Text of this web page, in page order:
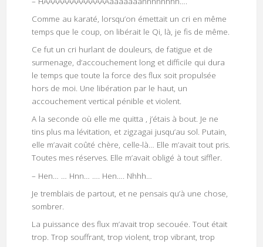
Comme au karaté, lorsqu’on émettait un cri en même
temps que le coup, on libérait le Qi, là, je fis de même.
Ce fut un cri hurlant de douleurs, de fatigue et de
surmenage, d’accouchement long et difficile qui dura
le temps que toute la force des flux soit propulsée
hors de moi. Une libération par le haut, un
accouchement vertical pénible et violent.
A la seconde où elle me quitta , j’étais à bout. Je ne
tins plus ma lévitation, et zigzagai jusqu’au sol. Putain,
elle m’avait coûté chère, celle-là… Elle m’avait tout pris.
Toutes mes réserves. Elle m’avait obligé à tout siffler.
– Hen… … Hnn… …. Hen…. Nhhh…
Je tremblais de partout, et ne pensais qu’à une chose,
sombrer.
La puissance des flux m’avait trop secouée. Tout était
trop. Trop souffrant, trop violent, trop vibrant, trop